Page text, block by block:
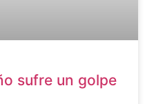
sufre un golpe